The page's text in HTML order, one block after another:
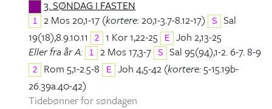
3. SØNDAG I FASTEN
1 2 Mos 20,1-17 (kortere:20,1-3.7-8.12-17) S
Sal
19(18),8.9.10.11
2 1 Kor 1,22-25 E
Joh 2,13-25
Eller fra år A:
1 2 Mos 17,3-7 S Sal 95(94),1-2. 6-7. 8-9
2 Rom 5,1-2.5-8 E Joh 4,5-42 (kortere:5-15.19b-
26.39a.40-42)
Tidebønner for søndagen